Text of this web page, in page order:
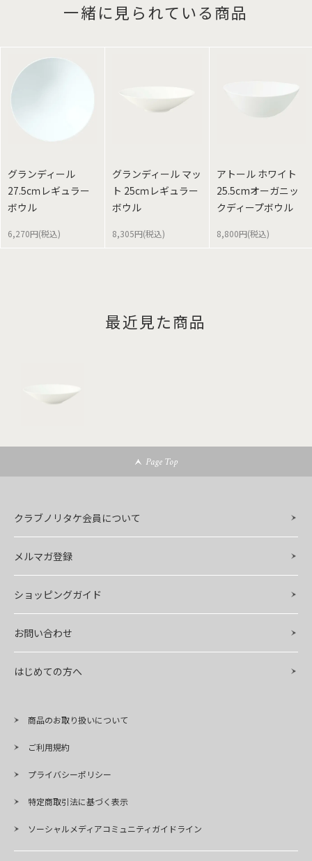
一緒に見られている商品
グランディール
27.5cｍレギュラー
ボウル
6,270円(税込)
グランディール マッ
ト 25cｍレギュラー
ボウル
8,305円(税込)
アトール ホワイト
25.5cmオーガニッ
クディープボウル
8,800円(税込)
最近見た商品
Page Top
クラブノリタケ会員について
メルマガ登録
ショッピングガイド
お問い合わせ
はじめての方へ
商品のお取り扱いについて
ご利用規約
プライバシーポリシー
特定商取引法に基づく表示
ソーシャルメディアコミュニティガイドライン